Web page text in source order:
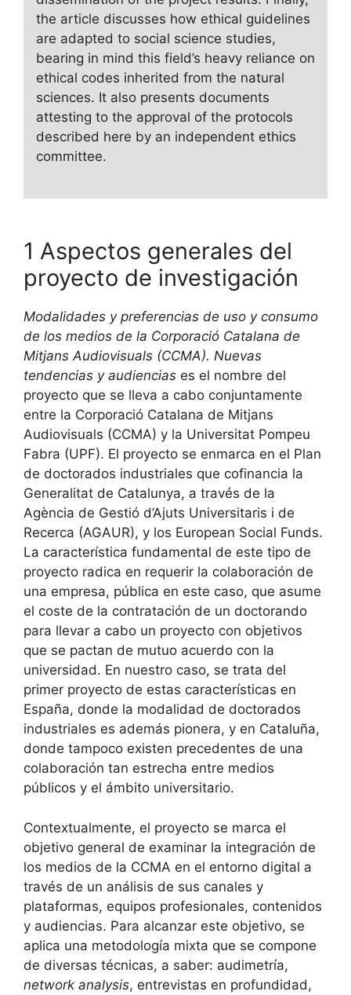
the article discusses how ethical guidelines
are adapted to social science studies,
bearing in mind this field’s heavy reliance on
ethical codes inherited from the natural
sciences. It also presents documents
attesting to the approval of the protocols
described here by an independent ethics
committee.
1 Aspectos generales del
proyecto de investigación
Modalidades y preferencias de uso y consumo
de los medios de la Corporació Catalana de
Mitjans Audiovisuals (CCMA). Nuevas
tendencias y audiencias es el nombre del
proyecto que se lleva a cabo conjuntamente
entre la Corporació Catalana de Mitjans
Audiovisuals (CCMA) y la Universitat Pompeu
Fabra (UPF). El proyecto se enmarca en el Plan
de doctorados industriales que cofinancia la
Generalitat de Catalunya, a través de la
Agència de Gestió d’Ajuts Universitaris i de
Recerca (AGAUR), y los European Social Funds.
La característica fundamental de este tipo de
proyecto radica en requerir la colaboración de
una empresa, pública en este caso, que asume
el coste de la contratación de un doctorando
para llevar a cabo un proyecto con objetivos
que se pactan de mutuo acuerdo con la
universidad. En nuestro caso, se trata del
primer proyecto de estas características en
España, donde la modalidad de doctorados
industriales es además pionera, y en Cataluña,
donde tampoco existen precedentes de una
colaboración tan estrecha entre medios
públicos y el ámbito universitario.
Contextualmente, el proyecto se marca el
objetivo general de examinar la integración de
los medios de la CCMA en el entorno digital a
través de un análisis de sus canales y
plataformas, equipos profesionales, contenidos
y audiencias. Para alcanzar este objetivo, se
aplica una metodología mixta que se compone
de diversas técnicas, a saber: audimetría,
network analysis, entrevistas en profundidad,